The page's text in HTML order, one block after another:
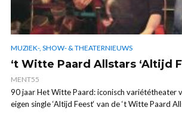
MUZIEK-, SHOW- & THEATERNIEUWS
‘t Witte Paard Allstars ‘Altijd
MENT55
90 jaar Het Witte Paard: iconisch variététheater
eigen single ‘Altijd Feest‘ van de ‘t Witte Paard